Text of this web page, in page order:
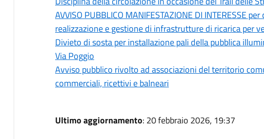
AVVISO PUBBLICO MANIFESTAZIONE DI INTERESSE
realizzazione e gestione di infrastrutture di ricarica per
Divieto di sosta per installazione pali della pubblica
Via Poggio
Avviso pubblico rivolto ad associazioni del territorio
commerciali, ricettivi e balneari
Ultimo aggiornamento: 20 febbraio 2026, 19:37